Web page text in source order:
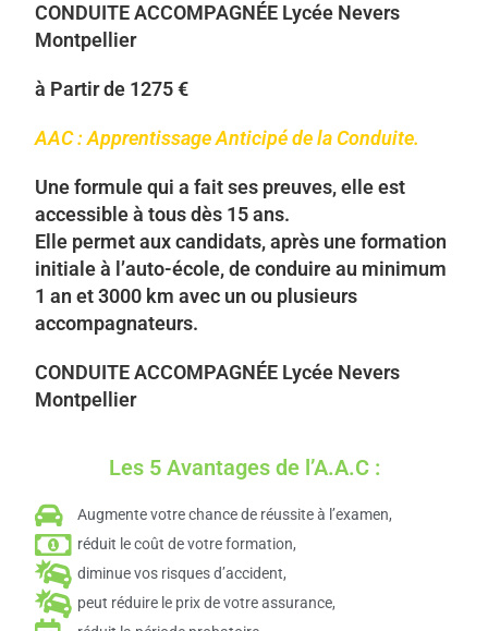
CONDUITE ACCOMPAGNÉE Lycée Nevers
Montpellier
à Partir de 1275 €
AAC : Apprentissage Anticipé de la Conduite.
Une formule qui a fait ses preuves, elle est
accessible à tous dès 15 ans.
Elle permet aux candidats, après une formation
initiale à l’auto-école, de conduire au minimum
1 an et 3000 km avec un ou plusieurs
accompagnateurs.
CONDUITE ACCOMPAGNÉE Lycée Nevers
Montpellier
Les 5 Avantages de l’A.A.C :
Augmente votre chance de réussite à l’examen,
réduit le coût de votre formation,
diminue vos risques d’accident,
peut réduire le prix de votre assurance,